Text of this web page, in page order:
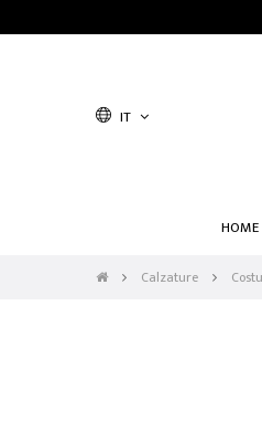
IT
HOME
Calzature